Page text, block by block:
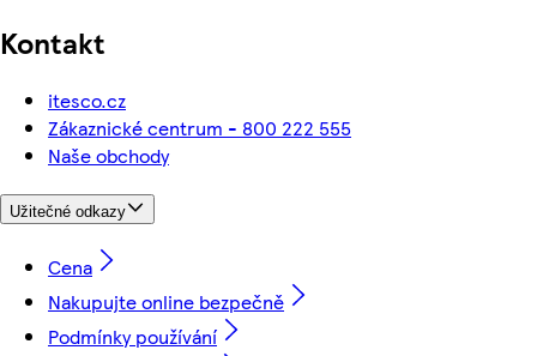
Kontakt
itesco.cz
Zákaznické centrum - 800 222 555
Naše obchody
Užitečné odkazy
Cena
Nakupujte online bezpečně
Podmínky používání